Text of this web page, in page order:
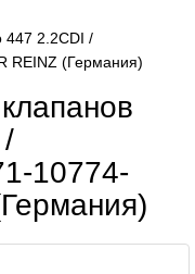
447 2.2CDI /
REINZ (Германия)
10774-